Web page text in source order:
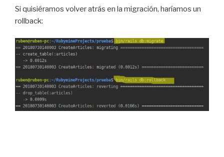
Si quisiéramos volver atrás en la migración, haríamos un
rollback: